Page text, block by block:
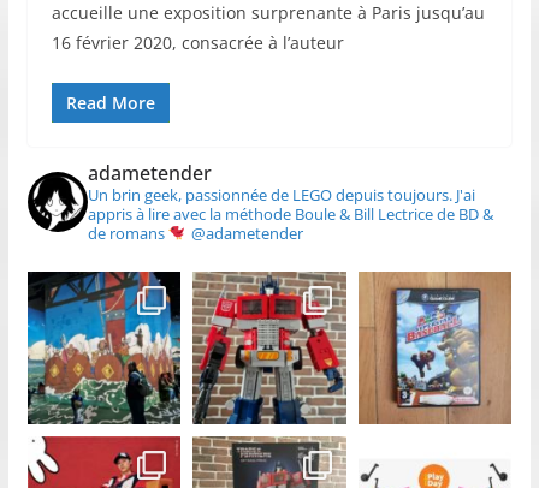
accueille une exposition surprenante à Paris jusqu’au
16 février 2020, consacrée à l’auteur
Read More
adametender
Un brin geek, passionnée de LEGO depuis toujours.J'ai
appris à lire avec la méthode Boule & Bill Lectrice de BD &
de romans
@adametender